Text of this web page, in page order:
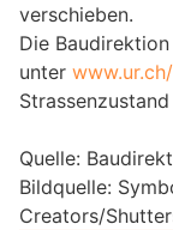
verschieben.
Die
unter
Quelle:
Bildquelle:
Creators/